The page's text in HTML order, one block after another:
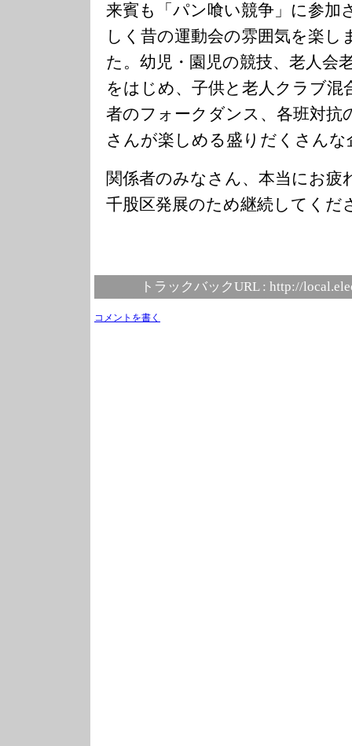
来賓も「パン喰い競争」に参加
しく昔の運動会の雰囲気を楽
た。幼児・園児の競技、老人会
をはじめ、子供と老人クラブ混
者のフォークダンス、各班対抗
さんが楽しめる盛りだくさん
関係者のみなさん、本当にお疲
千股区発展のため継続してくだ
トラックバックURL : http://
コメントを書く